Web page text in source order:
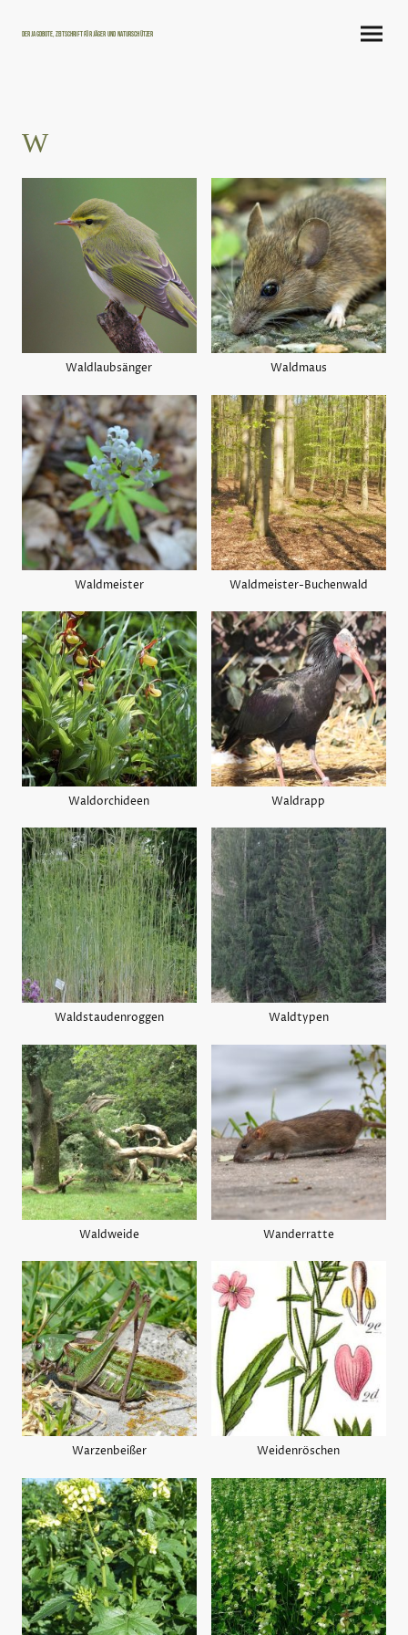
Der Jagdbote, Zeitschrift für Jäger und Naturschützer
W
Waldlaubsänger Waldmaus
Waldmeister Waldmeister-Buchenwald
Waldorchideen Waldrapp
Waldstaudenroggen Waldtypen
Waldweide Wanderratte
Warzenbeißer Weidenröschen